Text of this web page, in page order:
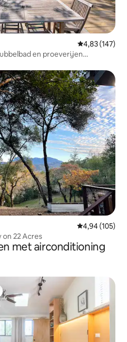
Gemiddelde
4,83 (147)
en proeverijen
Gemiddelde
4,94 (105)
on 22 Acres
met airconditioning